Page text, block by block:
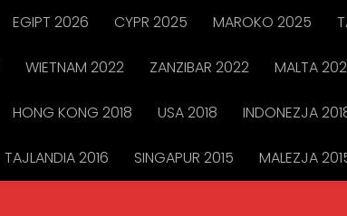
EGIPT 2026 CYPR 2025 MAROKO 2025
WIETNAM 2022 ZANZIBAR 2022 MALTA
HONG KONG 2018 USA 2018 INDONEZJA
TAJLANDIA 2016 SINGAPUR 2015 MALEZJA